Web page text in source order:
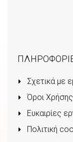
Σχετικά με
Όροι Χρήσης
Ευκαιρίες
Πολιτική